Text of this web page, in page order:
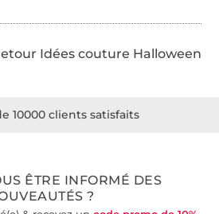
Idées couture Halloween
ÊTRE INFORMÉ DES
?